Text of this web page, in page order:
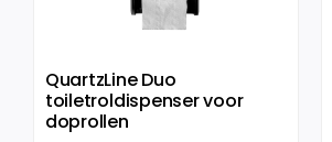
QuartzLine Duo
toiletroldispenser voor
doprollen